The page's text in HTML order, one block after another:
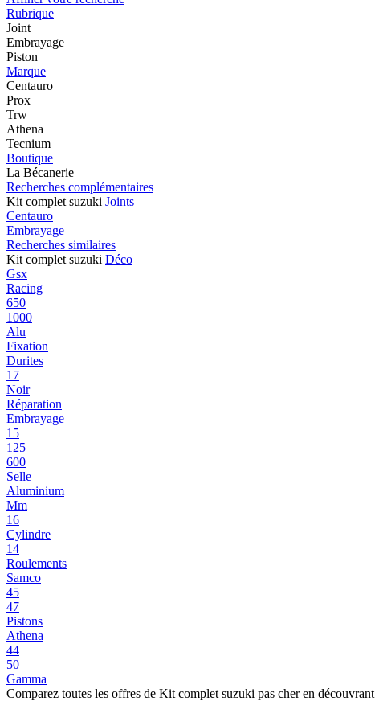
Rubrique
Joint
Embrayage
Piston
Marque
Centauro
Prox
Trw
Athena
Tecnium
Boutique
La Bécanerie
Recherches complémentaires
Kit complet suzuki Joints
Centauro
Embrayage
Recherches similaires
Kit complet suzuki Déco
Gsx
Racing
650
1000
Alu
Fixation
Durites
17
Noir
Réparation
Embrayage
15
125
600
Selle
Aluminium
Mm
16
Cylindre
14
Roulements
Samco
45
47
Pistons
Athena
44
50
Gamma
Comparez toutes les offres de Kit complet suzuki pas cher en